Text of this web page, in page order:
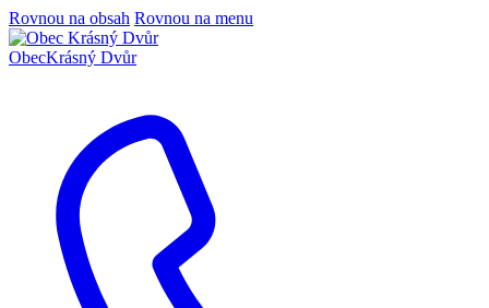
Rovnou na obsah Rovnou na menu
ObecKrásný Dvůr